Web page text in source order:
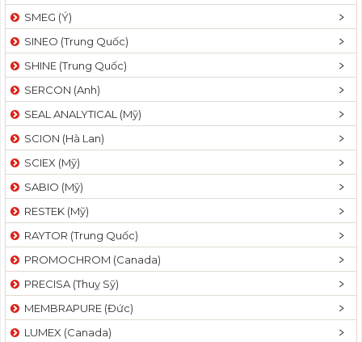
n
SMEG (Ý)
SINEO (Trung Quốc)
SHINE (Trung Quốc)
SERCON (Anh)
SEAL ANALYTICAL (Mỹ)
SCION (Hà Lan)
SCIEX (Mỹ)
SABIO (Mỹ)
RESTEK (Mỹ)
RAYTOR (Trung Quốc)
PROMOCHROM (Canada)
PRECISA (Thuỵ Sỹ)
MEMBRAPURE (Đức)
LUMEX (Canada)